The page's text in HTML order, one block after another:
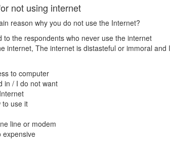
not using internet
reason why you do not use the Internet?
to the respondents who never use the internet
internet, The internet is distasteful or immoral
to computer
in / I do not want
to use it
line or modem
expensive